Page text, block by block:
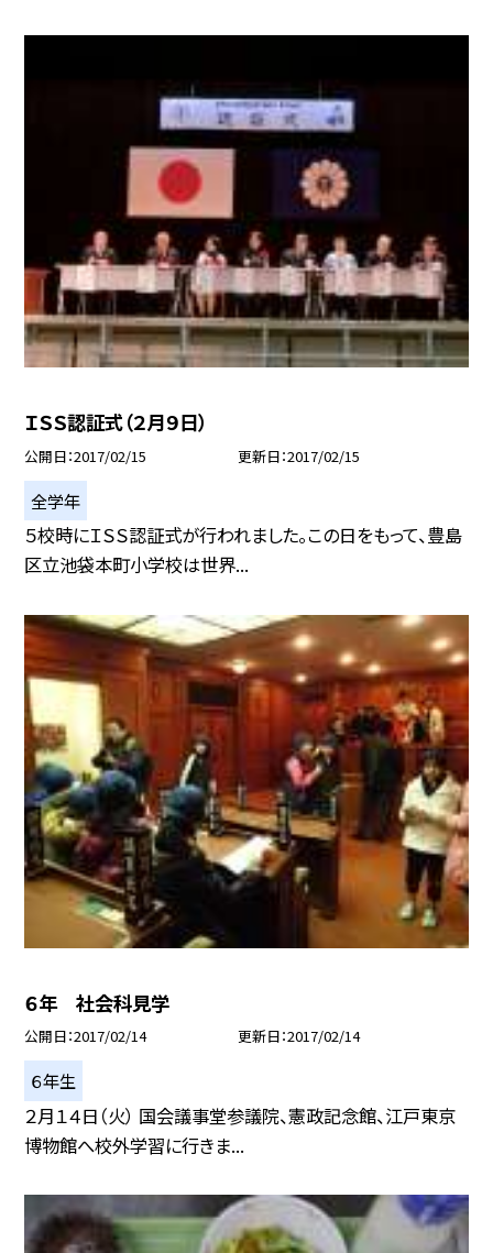
ＩＳＳ認証式（２月９日）
公開日 2017/02/15 更新日 2017/02/15
全学年
５校時にＩＳＳ認証式が行われました。この日をもって、豊島
区立池袋本町小学校は世界...
６年 社会科見学
公開日 2017/02/14 更新日 2017/02/14
６年生
２月１４日（火） 国会議事堂参議院、憲政記念館、江戸東京
博物館へ校外学習に行きま...